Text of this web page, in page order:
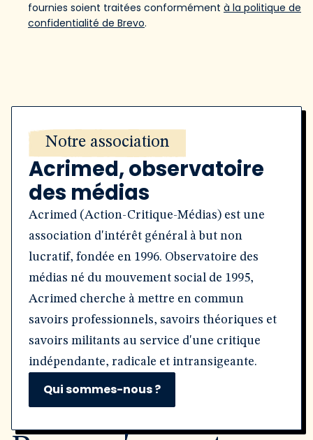
fournies soient traitées conformément à la politique de
confidentialité de Brevo.
Notre association
Acrimed, observatoire
des médias
Acrimed (Action-Critique-Médias) est une
association d'intérêt général à but non
lucratif, fondée en 1996. Observatoire des
médias né du mouvement social de 1995,
Acrimed cherche à mettre en commun
savoirs professionnels, savoirs théoriques et
savoirs militants au service d'une critique
indépendante, radicale et intransigeante.
Qui sommes-nous ?